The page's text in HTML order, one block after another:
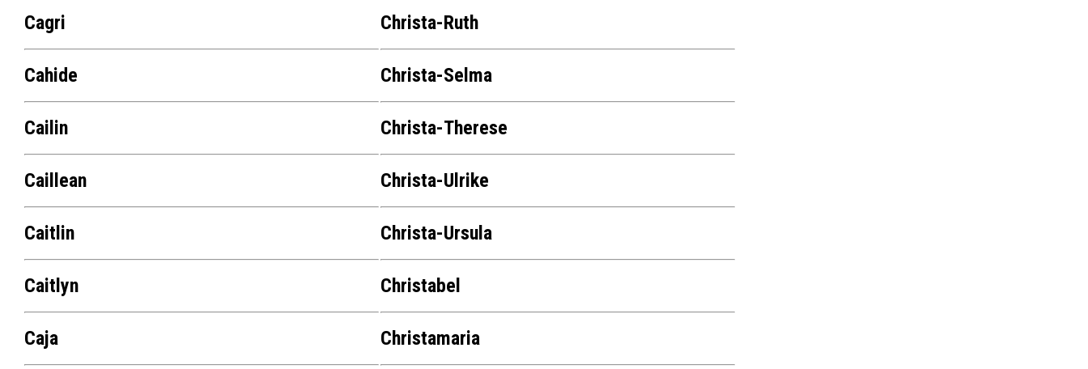
Cagri
Cahide
Cailin
Caillean
Caitlin
Caitlyn
Caja
Christa-Ruth
Christa-Selma
Christa-Therese
Christa-Ulrike
Christa-Ursula
Christabel
Christamaria